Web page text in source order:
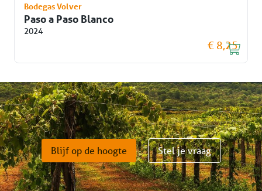
Bodegas Volver
Paso a Paso Blanco
2024
€ 8,25
Blijf op de hoogte Stel je vraag